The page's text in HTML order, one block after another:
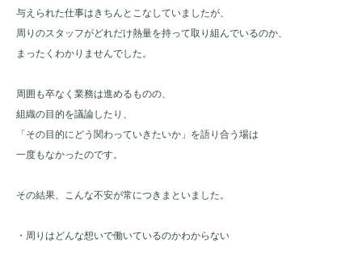
与えられた仕事はきちんとこなしていましたが、
周りのスタッフがどれだけ熱量を持って取り組んでいるのか、
まったくわかりませんでした。
周囲も卒なく業務は進めるものの、
組織の目的を議論したり、
「その目的にどう関わっていきたいか」を語り合う場は
一度もなかったのです。
その結果、こんな不安が常につきまといました。
・周りはどんな想いで働いているのかわからない